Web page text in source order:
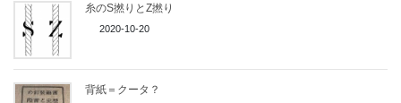
糸のS撚りとZ撚り
2020-10-20
背紙＝クータ？